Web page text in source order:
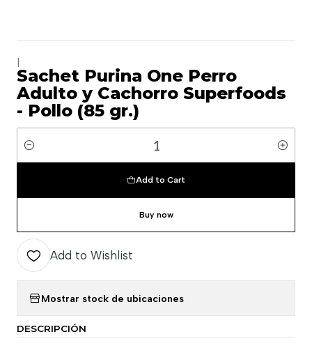
Sachet Purina One Perro
Adulto y Cachorro Superfoods
- Pollo (85 gr.)
Quantity
Add to Cart
Buy now
Add to Wishlist
Mostrar stock de ubicaciones
DESCRIPCIÓN